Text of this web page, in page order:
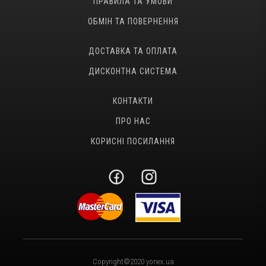
ОБМІН ТА ПОВЕРНЕННЯ
ДОСТАВКА ТА ОПЛАТА
ДИСКОНТНА СИСТЕМА
КОНТАКТИ
ПРО НАС
КОРИСНІ ПОСИЛАННЯ
Copyright©2020 yonex.ua